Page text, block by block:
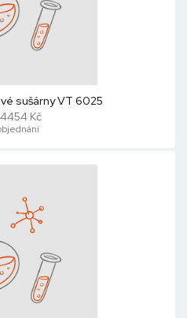
sušárny VT 6025
Kč